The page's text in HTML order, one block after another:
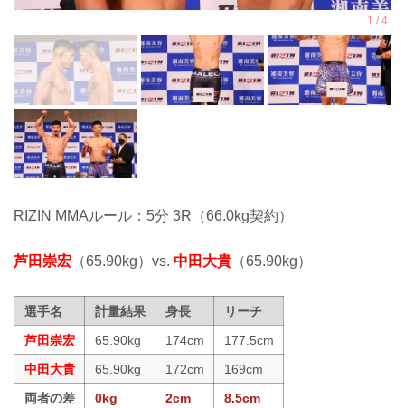
RIZIN MMAルール：5分 3R（66.0kg契約）
芦田崇宏 （65.90kg）vs. 中田大貴 （65.90kg）
選手名 計量結果 身長
リーチ
芦田崇宏
65.90kg 174cm
177.5cm
中田大貴
65.90kg 172cm
169cm
両者の差
0kg 2cm 8.5cm